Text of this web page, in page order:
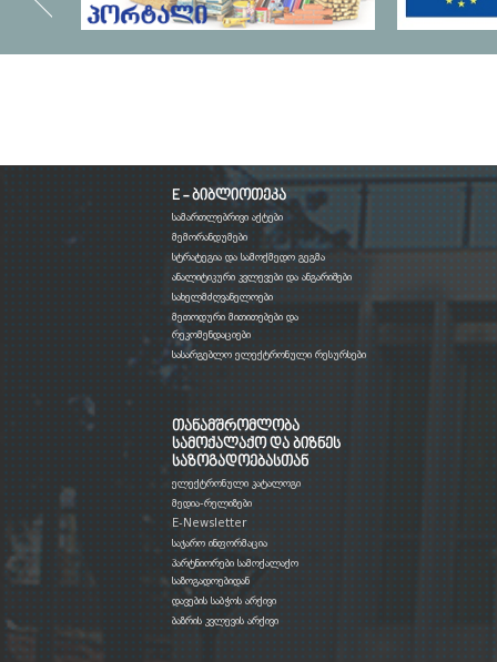
E - ბიბლიოთეკა
სამართლებრივი აქტები
მემორანდუმები
სტრატეგია და სამოქმედო გეგმა
ანალიტიკური კვლევები და ანგარიშები
სახელმძღვანელოები
მეთოდური მითითებები და
რეკომენდაციები
სასარგებლო ელექტრონული რესურსები
თანამშრომლობა
სამოქალაქო და ბიზნეს
საზოგადოებასთან
ელექტრონული კატალოგი
მედია-რელიზები
E-Newsletter
საჯარო ინფორმაცია
პარტნიორები სამოქალაქო
საზოგადოებიდან
დავების საბჭოს არქივი
ბაზრის კვლევის არქივი